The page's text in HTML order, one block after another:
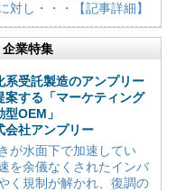
対し・・・【記事詳細】
業特集
系受託製造のアンプリー
案する「マーケティング
型OEM」
会社アンプリー
が水面下で加速してい
を余儀なくされたインバ
く規制が解かれ、復調の